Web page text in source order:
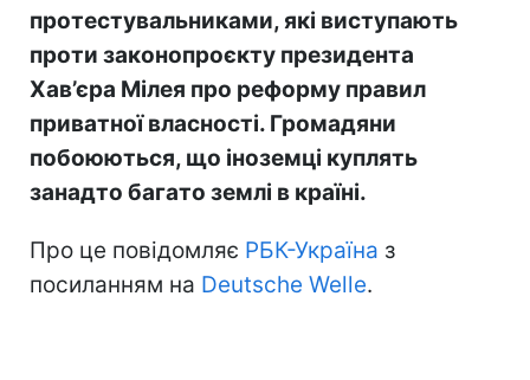
протестувальниками, які виступають
проти законопроєкту президента
Хав’єра Мілея про реформу правил
приватної власності. Громадяни
побоюються, що іноземці куплять
занадто багато землі в країні.
Про це повідомляє РБК-Україна з
посиланням на Deutsche Welle.